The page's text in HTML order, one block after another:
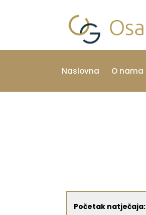
Naslovna O nama
'Početak natječaja: